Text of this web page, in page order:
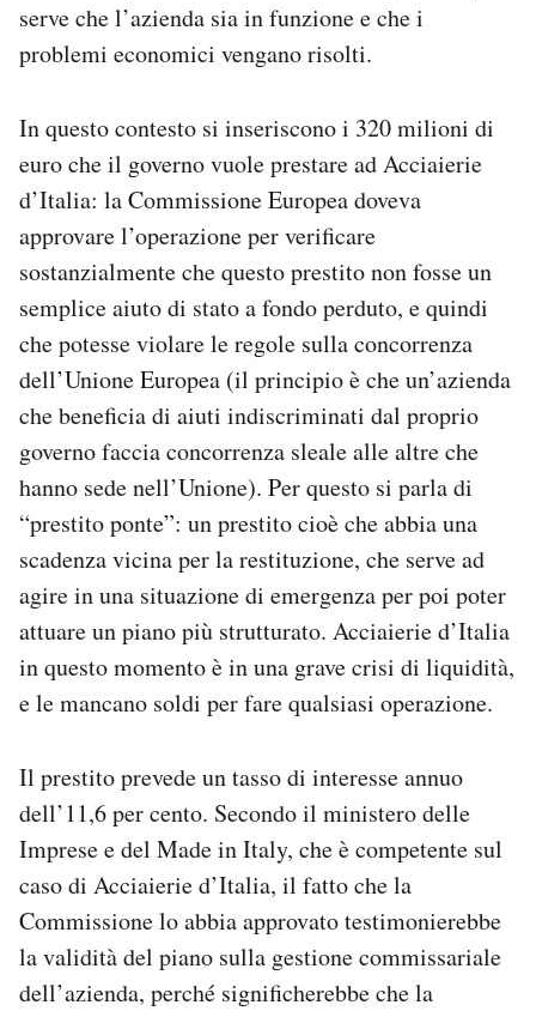
serve che l’azienda sia in funzione e che i
problemi economici vengano risolti.
In questo contesto si inseriscono i 320 milioni di
euro che il governo vuole prestare ad Acciaierie
d’Italia: la Commissione Europea doveva
approvare l’operazione per verificare
sostanzialmente che questo prestito non fosse un
semplice aiuto di stato a fondo perduto, e quindi
che potesse violare le regole sulla concorrenza
dell’Unione Europea (il principio è che un’azienda
che beneficia di aiuti indiscriminati dal proprio
governo faccia concorrenza sleale alle altre che
hanno sede nell’Unione). Per questo si parla di
“prestito ponte”: un prestito cioè che abbia una
scadenza vicina per la restituzione, che serve ad
agire in una situazione di emergenza per poi poter
attuare un piano più strutturato. Acciaierie d’Italia
in questo momento è in una grave crisi di liquidità,
e le mancano soldi per fare qualsiasi operazione.
Il prestito prevede un tasso di interesse annuo
dell’11,6 per cento. Secondo il ministero delle
Imprese e del Made in Italy, che è competente sul
caso di Acciaierie d’Italia, il fatto che la
Commissione lo abbia approvato testimonierebbe
la validità del piano sulla gestione commissariale
dell’azienda, perché significherebbe che la